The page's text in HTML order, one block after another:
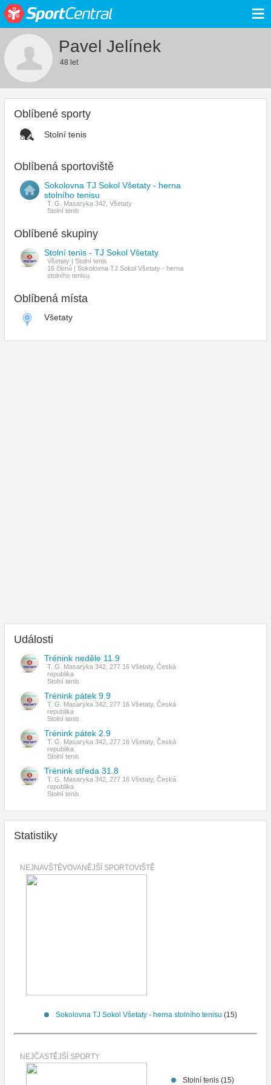
≡
Pavel Jelínek
48 let
Oblíbené sporty
Stolní tenis
Oblíbená sportoviště
Sokolovna TJ Sokol Všetaty - herna
stolního tenisu
T. G. Masaryka 342, Všetaty
Stolní tenis
Oblíbené skupiny
Stolní tenis - TJ Sokol Všetaty
Všetaty | Stolní tenis
16 členů | Sokolovna TJ Sokol Všetaty - herna
stolního tenisu
Oblíbená místa
Všetaty
Události
Trénink neděle 11.9
T. G. Masaryka 342, 277 16 Všetaty, Česká
republika
Stolní tenis
Trénink pátek 9.9
T. G. Masaryka 342, 277 16 Všetaty, Česká
republika
Stolní tenis
Trénink pátek 2.9
T. G. Masaryka 342, 277 16 Všetaty, Česká
republika
Stolní tenis
Trénink středa 31.8
T. G. Masaryka 342, 277 16 Všetaty, Česká
republika
Stolní tenis
Statistiky
NEJNAVŠTĚVOVANĚJŠÍ SPORTOVIŠTĚ
Sokolovna TJ Sokol Všetaty - herna stolního tenisu (15)
NEJČASTĚJŠÍ SPORTY
Stolní tenis (15)